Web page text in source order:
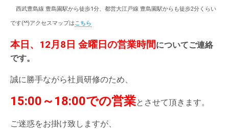
西武豊島線 豊島園駅から徒歩1分、都営大江戸線 豊島園駅からも徒歩2分くらい
です(^^)アクセスマップはこちら
本日、12月8日 金曜日の営業時間についてご連絡
です。
誠に勝手ながら社員研修のため、
15:00～18:00での営業とさせて頂きます。
ご迷惑をお掛け致しますが、